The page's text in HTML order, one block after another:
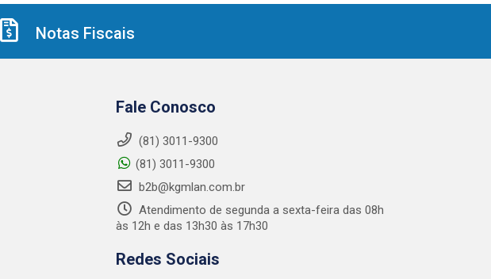
Notas Fiscais
Fale Conosco
(81) 3011-9300
(81) 3011-9300
b2b@kgmlan.com.br
Atendimento de segunda a sexta-feira das 08h
às 12h e das 13h30 às 17h30
Redes Sociais